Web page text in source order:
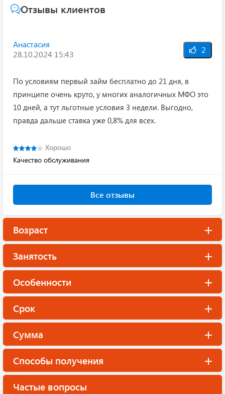
Отзывы клиентов
Анастасия
28.10.2024 15:43
2
По условиям первый займ бесплатно до 21 дня, в
принципе очень круто, у многих аналогичных МФО это
10 дней, а тут льготные условия 3 недели. Выгодно,
правда дальше ставка уже 0,8% для всех.
Хорошо
Качество обслуживания
Все отзывы
Возраст
Занятость
Особенности
Срок
Сумма
Способы получения
Частые вопросы